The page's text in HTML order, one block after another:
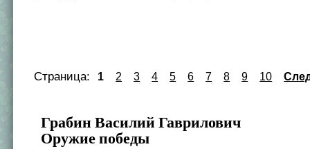
Страница: 1 2 3 4 5 6 7 8 9 10
Грабин Василий Гаврилович
Оружие победы